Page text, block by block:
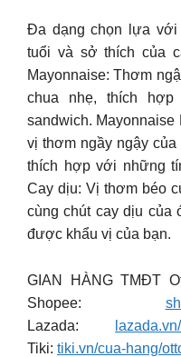
Đa dạng chọn lựa
tuổi và sở thích của
Mayonnaise: Thơm
chua nhẹ, thích
sandwich. Mayonnaise
vị thơm ngầy ngậy
thích hợp với những
Cay dịu: Vị thơm béo
cùng chút cay dịu của
được khẩu vị của bạn.
GIAN HÀNG TMĐT
Shopee:
Lazada:
Tiki: tiki.vn/cua-hang/